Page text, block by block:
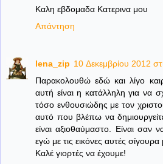
Καλη εβδομαδα Κατερινα μου
Απάντηση
lena_zip 10 Δεκεμβρίου 2012
Παρακολουθώ εδώ και λίγο
αυτή είναι η κατάλληλη για να
τόσο ενθουσιώδης με τον
αυτό που βλέπω να
είναι αξιοθαύμαστο. Είναι σαν
εγώ με τις εικόνες αυτές
Καλέ γιορτές να έχουμε!